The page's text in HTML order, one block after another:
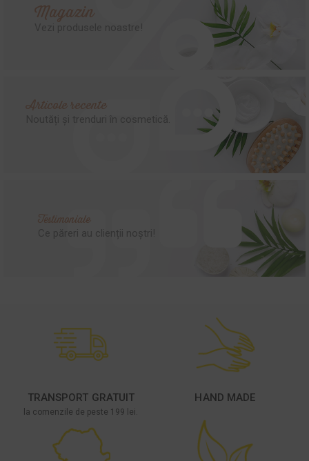
Magazin
Vezi produsele noastre!
Articole recente
Noutăți și trenduri în cosmetică.
Testimoniale
Ce păreri au clienții noștri!
TRANSPORT GRATUIT
la comenzile de peste 199 lei.
HAND MADE